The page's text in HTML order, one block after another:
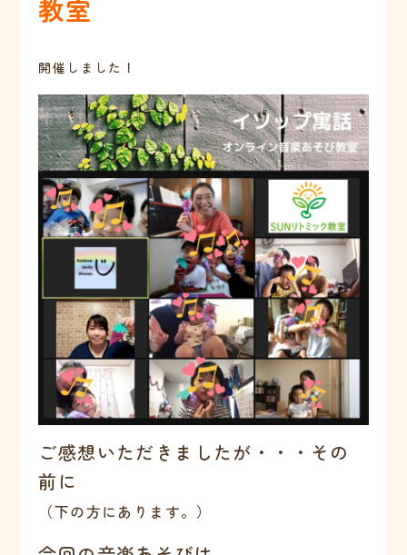
教室
開催しました！
ご感想いただきましたが・・・その
前に
（下の方にあります。）